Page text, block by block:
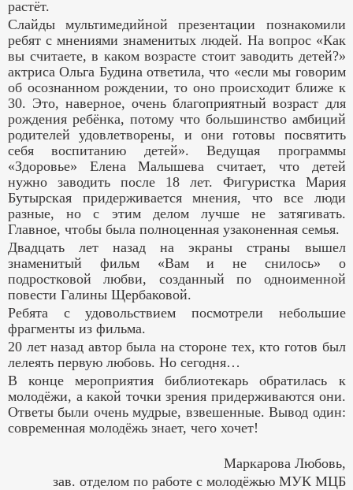
растёт.
Слайды мультимедийной презентации познакомили
ребят с мнениями знаменитых людей. На вопрос «Как
вы считаете, в каком возрасте стоит заводить детей?»
актриса Ольга Будина ответила, что «если мы говорим
об осознанном рождении, то оно происходит ближе к
30. Это, наверное, очень благоприятный возраст для
рождения ребёнка, потому что большинство амбиций
родителей удовлетворены, и они готовы посвятить
себя воспитанию детей». Ведущая программы
«Здоровье» Елена Малышева считает, что детей
нужно заводить после 18 лет. Фигуристка Мария
Бутырская придерживается мнения, что все люди
разные, но с этим делом лучше не затягивать.
Главное, чтобы была полноценная узаконенная семья.
Двадцать лет назад на экраны страны вышел
знаменитый фильм «Вам и не снилось» о
подростковой любви, созданный по одноименной
повести Галины Щербаковой.
Ребята с удовольствием посмотрели небольшие
фрагменты из фильма.
20 лет назад автор была на стороне тех, кто готов был
лелеять первую любовь. Но сегодня…
В конце мероприятия библиотекарь обратилась к
молодёжи, а какой точки зрения придерживаются они.
Ответы были очень мудрые, взвешенные. Вывод один:
современная молодёжь знает, чего хочет!
Маркарова Любовь,
зав. отделом по работе с молодёжью МУК МЦБ